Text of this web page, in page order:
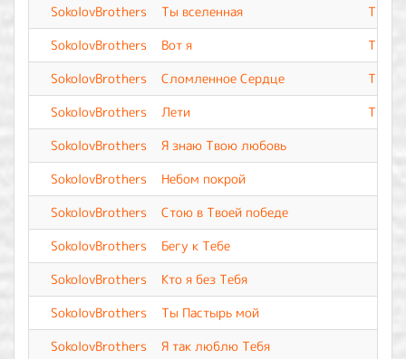
SokolovBrothers
Ты вселенная
Ты
SokolovBrothers
Вот я
Ты
SokolovBrothers
Сломленное Сердце
Ты
SokolovBrothers
Лети
Ты
SokolovBrothers
Я знаю Твою любовь
SokolovBrothers
Небом покрой
SokolovBrothers
Стою в Твоей победе
SokolovBrothers
Бегу к Тебе
SokolovBrothers
Кто я без Тебя
SokolovBrothers
Ты Пастырь мой
SokolovBrothers
Я так люблю Тебя